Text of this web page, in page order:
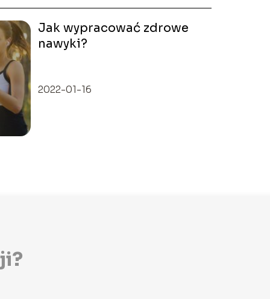
Jak wypracować zdrowe
nawyki?
2022-01-16